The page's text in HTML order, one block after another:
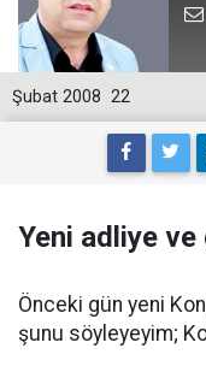
22
Şubat 2008
Yeni adliye ve
Önceki gün yeni
şunu söyleyeyim;